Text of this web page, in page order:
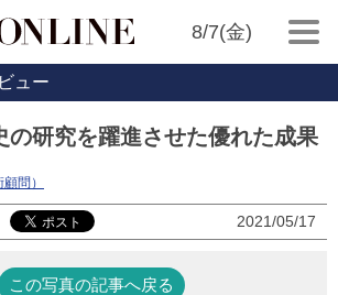
8/7(金)
ュー
の研究を躍進させた優れた成果
問）
2021/05/17
この写真の記事へ戻る